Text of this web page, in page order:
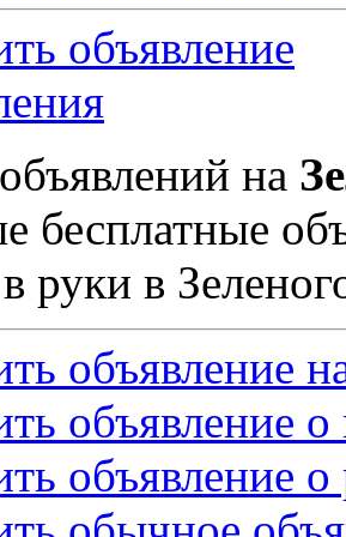
объявление
на
бесплатные
руки в
объявление
объявление
объявление о